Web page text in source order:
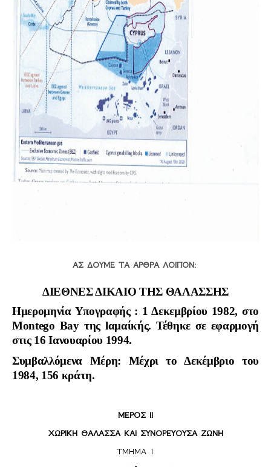
ΑΣ ΔΟΥΜΕ ΤΑ ΑΡΘΡΑ ΛΟΙΠΟΝ:
ΔΙΕΘΝΕΣ ΔΙΚΑΙΟ ΤΗΣ ΘΑΛΑΣΣΗΣ
Ημερομηνία Υπογραφής : 1 Δεκεµβρίου 1982, στο
Montego Bay της lαµαίκής. Τέθηκε σε εφαρµογή
στις 16 Ιανουαρίου 1994.
Συμβαλλόμενα Μέρη: Μέχρι το Δεκέμβριο του
1984, 156 κράτη.
ΜΕΡΟΣ II
ΧΩΡΙΚΗ ΘΑΛΑΣΣΑ ΚΑΙ ΣΥΝΟΡΕΥΟΥΣΑ ΖΩΝΗ
ΤΜΗΜΑ 1